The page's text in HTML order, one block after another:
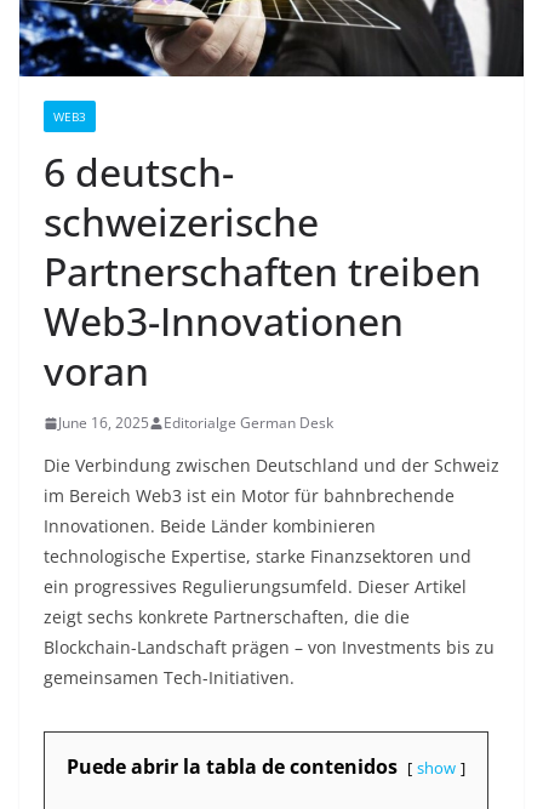
WEB3
6 deutsch-
schweizerische
Partnerschaften treiben
Web3-Innovationen
voran
June 16, 2025 Editorialge German Desk
Die Verbindung zwischen Deutschland und der Schweiz
im Bereich Web3 ist ein Motor für bahnbrechende
Innovationen. Beide Länder kombinieren
technologische Expertise, starke Finanzsektoren und
ein progressives Regulierungsumfeld. Dieser Artikel
zeigt sechs konkrete Partnerschaften, die die
Blockchain-Landschaft prägen – von Investments bis zu
gemeinsamen Tech-Initiativen.
Puede abrir la tabla de contenidos show